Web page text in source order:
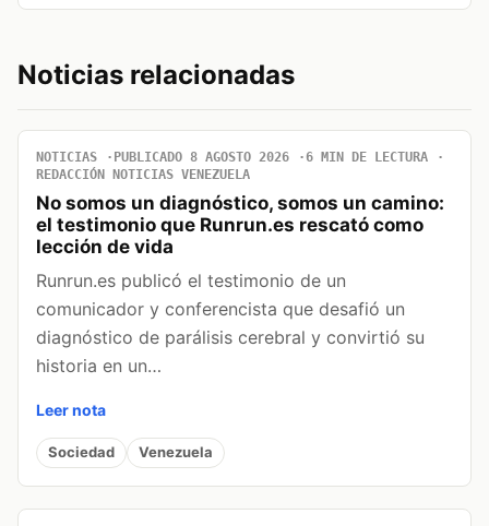
Noticias relacionadas
NOTICIAS PUBLICADO 8 AGOSTO 2026
6 MIN DE LECTURA
REDACCIÓN NOTICIAS VENEZUELA
No somos un diagnóstico, somos un camino:
el testimonio que Runrun.es rescató como
lección de vida
Runrun.es publicó el testimonio de un
comunicador y conferencista que desafió un
diagnóstico de parálisis cerebral y convirtió su
historia en un…
Leer nota
Sociedad Venezuela